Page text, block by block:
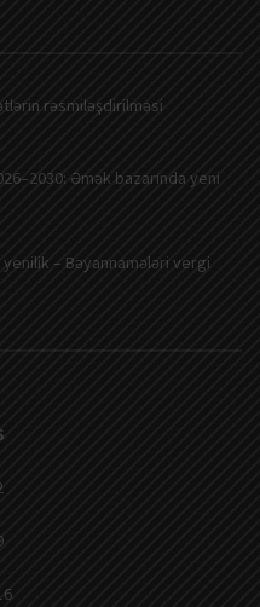
rəsmiləşdirilməsi
Əmək bazarında yeni
– Bəyannamələri vergi